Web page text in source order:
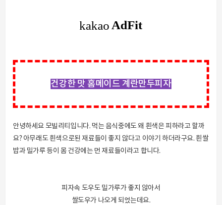
건강한 맛 홈메이드 계란만두피자
안녕하세요 모빌리티입니다. 먹는 음식중에도 왜 흰색은 피하라고 할까
요? 아무래도 흰색으로된 재료들이 좋지 않다고 이야기 하더라구요. 흰쌀
밥과 밀가루 등이 몸 건강에는 먼 재료들이라고 합니다.
피자속 도우도 밀가루가 좋지 않아서
쌀도우가 나오게 되었는데요.